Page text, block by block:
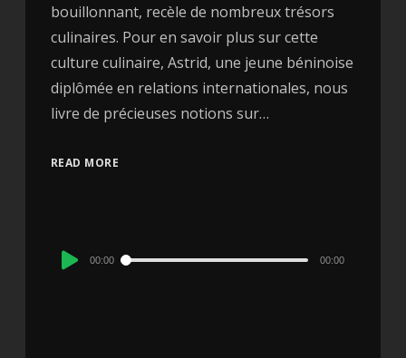
bouillonnant, recèle de nombreux trésors
culinaires. Pour en savoir plus sur cette
culture culinaire, Astrid, une jeune béninoise
diplômée en relations internationales, nous
livre de précieuses notions sur…
READ MORE
Audio
00:00 00:00